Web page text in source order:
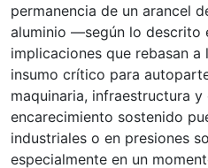
permanencia de un arancel
aluminio —según lo
implicaciones que rebasan a
insumo crítico para
maquinaria, infraestructura
encarecimiento sostenido
industriales o en presiones
especialmente en un